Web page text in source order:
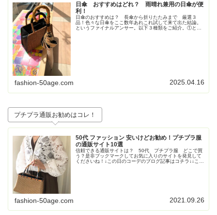
日傘 おすすめはどれ？ 雨晴れ兼用の日傘が便
利！
日傘のおすすめは？ 長傘から折りたたみまで 厳選３
品！色々な日傘をここ数年あれこれ試して来て出た結論。
というファイナルアンサー。以下３種類をご紹介。①とに
fashion-50age.com 2025.04.16
プチプラ通販お勧めはコレ！
50代 ファッション 安いけどお勧め！プチプラ服
の通販サイト10選
信頼できる通販サイトは？ 50代 プチプラ服 どこで買
う？是非ブックマークしてお気に入りのサイトを発見して
くださいね！↓この日のコーデのブログ記事はコチラ↓↓この
fashion-50age.com 2021.09.26